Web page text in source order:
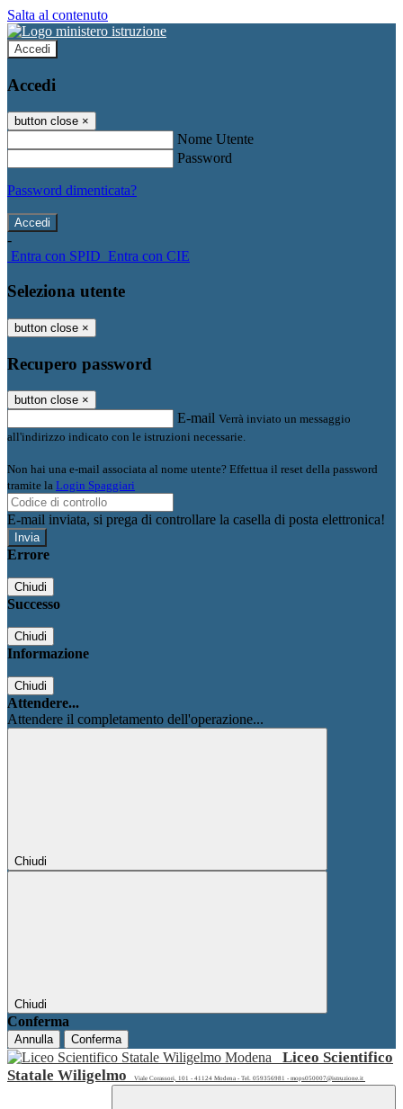
Salta al contenuto
Accedi
Accedi
button close ×
Nome Utente
Password
Password dimenticata?
-
Entra con SPID Entra con CIE
Seleziona utente
button close ×
Recupero password
button close ×
E-mail Verrà inviato un messaggio
all'indirizzo indicato con le istruzioni necessarie.
Non hai una e-mail associata al nome utente? Effettua il reset della password
tramite la Login Spaggiari
E-mail inviata, si prega di controllare la casella di posta elettronica!
Errore
Chiudi
Successo
Chiudi
Informazione
Chiudi
Attendere...
Attendere il completamento dell'operazione...
Chiudi
Chiudi
Conferma
Annulla Conferma
Liceo Scientifico
Statale Wiligelmo
Viale Corassori, 101 - 41124 Modena - Tel. 059356981 - mops050007@istruzione.it